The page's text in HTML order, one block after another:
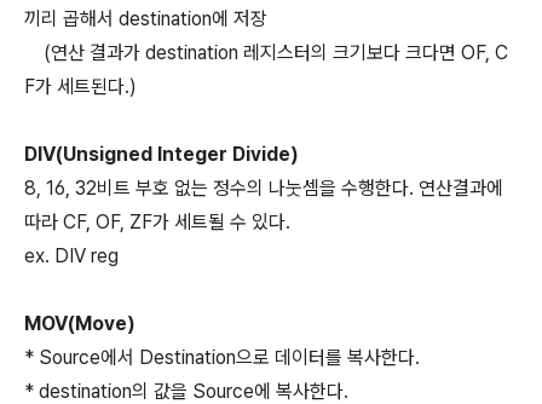
끼리 곱해서 destination에 저장
(연산 결과가 destination 레지스터의 크기보다 크다면 OF, C
F가 세트된다.)
DIV(Unsigned Integer Divide)
8, 16, 32비트 부호 없는 정수의 나눗셈을 수행한다. 연산결과에
따라 CF, OF, ZF가 세트될 수 있다.
ex. DIV reg
MOV(Move)
* Source에서 Destination으로 데이터를 복사한다.
* destination의 값을 Source에 복사한다.